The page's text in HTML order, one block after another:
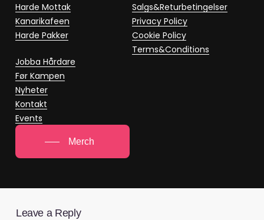
Harde Mottak
Kanarikafeen
Harde Pakker
Jobba Hårdare
Før Kampen
Nyheter
Kontakt
Events
Salgs&Returbetingelser
Privacy Policy
Cookie Policy
Terms&Conditions
Merch
Leave a Reply